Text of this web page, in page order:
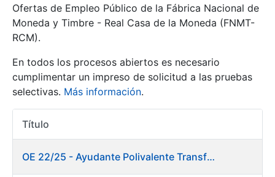
Mostrar/Ocultar
Ofertas de Empleo Público de la Fábrica Nacional de
Moneda y Timbre - Real Casa de la Moneda (FNMT-
RCM).
En todos los procesos abiertos es necesario
cumplimentar un impreso de solicitud a las pruebas
selectivas. Más información.
Título
OE 22/25 - Ayudante Polivalente Transformados/Acabados